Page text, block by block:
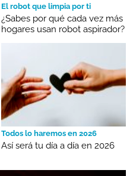
El robot que limpia por ti
¿Sabes por qué cada vez más
hogares usan robot aspirador?
Todos lo haremos en 2026
Así será tu día a día en 2026